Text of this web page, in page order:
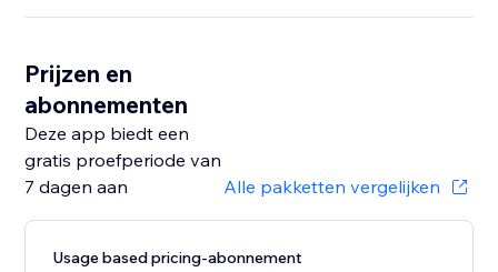
Prijzen en
abonnementen
Deze app biedt een
gratis proefperiode van
7 dagen aan
Alle pakketten vergelijken
Usage based pricing-abonnement